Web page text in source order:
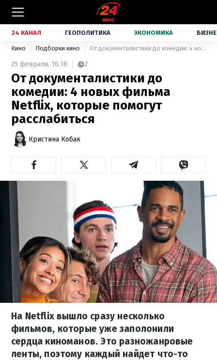
24 КАНАЛ ГЕОПОЛИТИКА ЭКОНОМИКА
Кино Подборки кино От документалистики до комедии: 4 новых фильма Netflix, которые помогут расслабиться
25 февраля, 16:18 2
От документалистики до
комедии: 4 новых фильма
Netflix, которые помогут
расслабиться
Кристина Кобак
На Netflix вышло сразу несколько
фильмов, которые уже заполонили
сердца киноманов. Это разножанровые
ленты, поэтому каждый найдет что-то